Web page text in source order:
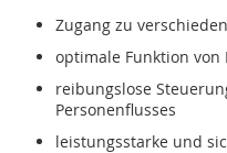
Zugang zu
optimale Funktion von
reibungslose
Personenflusses
leistungsstarke und